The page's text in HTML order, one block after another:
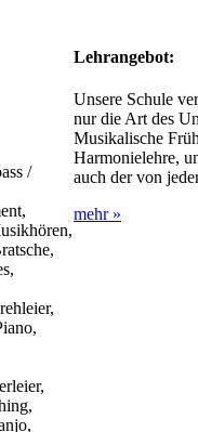
/
Lehrangebot:
Unsere Schule
nur die Art des
Musikalische
Harmonielehre,
auch der von
mehr »